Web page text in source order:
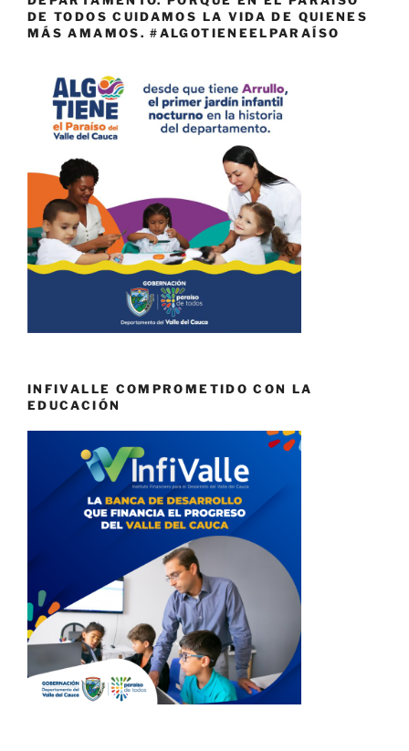
DE TODOS CUIDAMOS LA VIDA DE QUIENES
MÁS AMAMOS. #ALGOTIENEELPARAÍSO
INFIVALLE COMPROMETIDO CON LA
EDUCACIÓN